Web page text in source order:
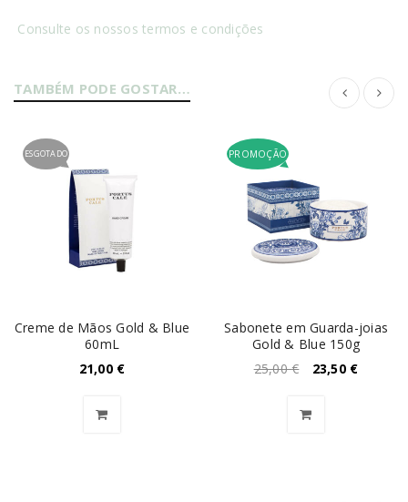
Consulte os nossos termos e condições
TAMBÉM PODE GOSTAR…
ESGOTADO
Creme de Mãos Gold & Blue
60mL
21,00 €
PROMOÇÃO
Sabonete em Guarda-joias
Gold & Blue 150g
25,00€ 23,50 €